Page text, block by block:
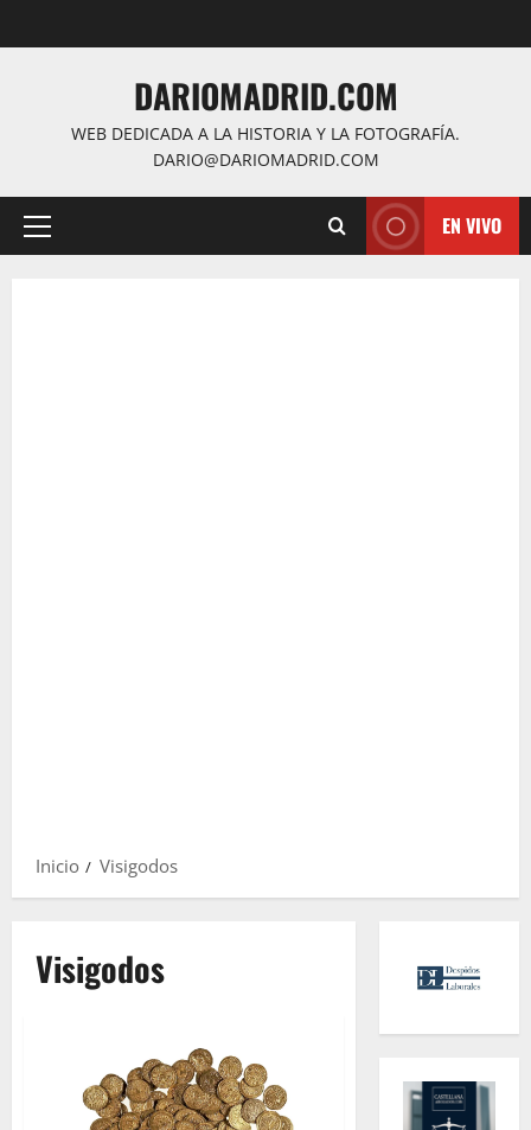
al
DARIOMADRID.COM
WEB DEDICADA A LA HISTORIA Y LA FOTOGRAFÍA.
DARIO@DARIOMADRID.COM
Menú
EN VIVO
Inicio Visigodos
Visigodos